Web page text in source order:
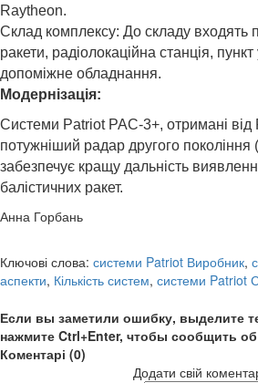
Raytheon.
Склад комплексу: До складу входять
ракети, радіолокаційна станція,
допоміжне обладнання.
Модернізація:
Системи Patriot PAC-3+, отримані від
потужніший радар другого
забезпечує кращу дальність
балістичних ракет.
Анна Горбань
Ключові слова: системи Patriot Виробник,
аспекти, Кількість систем, системи Patriot
Если вы заметили ошибку, выделите
нажмите Ctrl+Enter, чтобы сообщить
Коментарі (0)
Додати свій